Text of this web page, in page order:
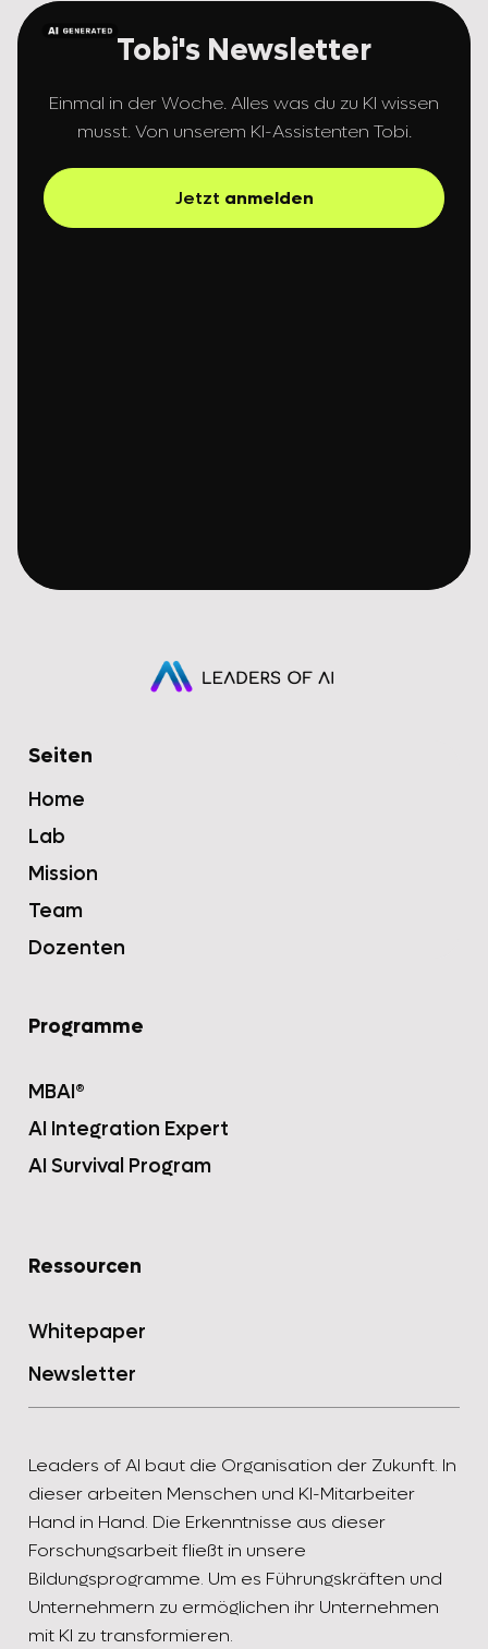
Tobi's Newsletter
Einmal in der Woche. Alles was du zu KI wissen
musst. Von unserem KI-Assistenten Tobi.
Jetzt anmelden
Seiten
Home
Lab
Mission
Team
Dozenten
Programme
MBAI®
AI Integration Expert
AI Survival Program
Ressourcen
Whitepaper
Newsletter
Leaders of AI baut die Organisation der Zukunft. In
dieser arbeiten Menschen und KI-Mitarbeiter
Hand in Hand. Die Erkenntnisse aus dieser
Forschungsarbeit fließt in unsere
Bildungsprogramme. Um es Führungskräften und
Unternehmern zu ermöglichen ihr Unternehmen
mit KI zu transformieren.